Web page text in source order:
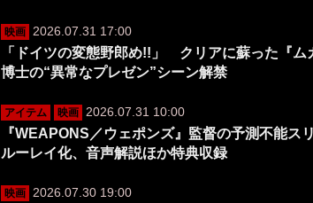
映画 2026.07.31 17:00
「ドイツの変態野郎め!!」 クリアに蘇った『ム
博士の“異常なプレゼン”シーン解禁
アイテム 映画 2026.07.31 10:00
『WEAPONS／ウェポンズ』監督の予測不能ス
ルーレイ化、音声解説ほか特典収録
映画 2026.07.30 19:00